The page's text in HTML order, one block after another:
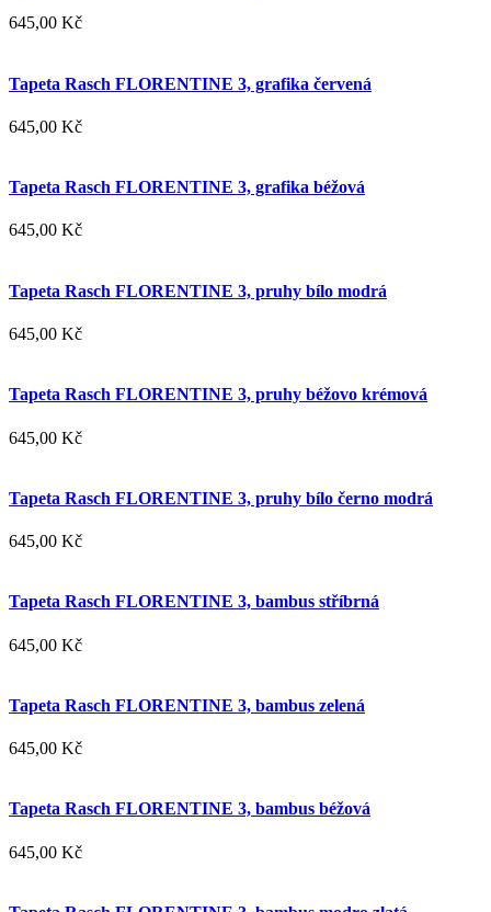
645,00 Kč
Tapeta Rasch FLORENTINE 3, grafika červená
645,00 Kč
Tapeta Rasch FLORENTINE 3, grafika béžová
645,00 Kč
Tapeta Rasch FLORENTINE 3, pruhy bílo modrá
645,00 Kč
Tapeta Rasch FLORENTINE 3, pruhy béžovo krémová
645,00 Kč
Tapeta Rasch FLORENTINE 3, pruhy bílo černo modrá
645,00 Kč
Tapeta Rasch FLORENTINE 3, bambus stříbrná
645,00 Kč
Tapeta Rasch FLORENTINE 3, bambus zelená
645,00 Kč
Tapeta Rasch FLORENTINE 3, bambus béžová
645,00 Kč